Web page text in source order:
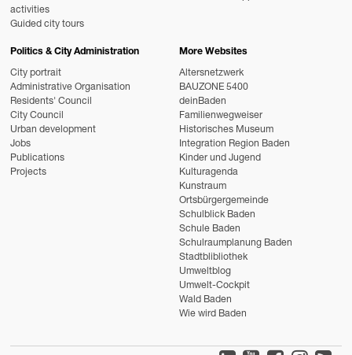
activities
Guided city tours
Politics & City Administration
City portrait
Administrative Organisation
Residents' Council
City Council
Urban development
Jobs
Publications
Projects
More Websites
Altersnetzwerk
BAUZONE 5400
deinBaden
Familienwegweiser
Historisches Museum
Integration Region Baden
Kinder und Jugend
Kulturagenda
Kunstraum
Ortsbürgergemeinde
Schulblick Baden
Schule Baden
Schulraumplanung Baden
Stadtblibliothek
Umweltblog
Umwelt-Cockpit
Wald Baden
Wie wird Baden